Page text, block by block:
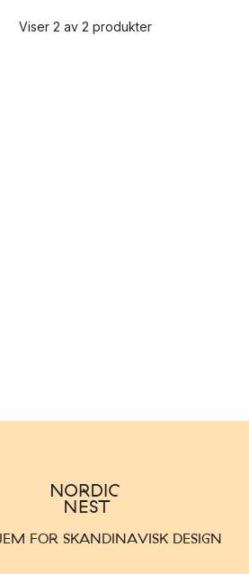
Viser 2 av 2 produkter
FOR SKANDINAVISK DESIGN